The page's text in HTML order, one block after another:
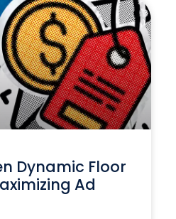
Dynamic Floor
Ad